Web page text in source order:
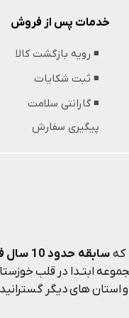
کهسابقه حدود 10 سال فعالیت
ابتـدا در قلب
استان های دیگر
خدمات پس از فروش
◾️ رویه بازگشت کالا
◾️ ثبت شکایات
◾️ گارانتی سلامت
پیگیری سفارش